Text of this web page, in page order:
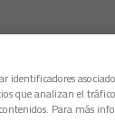
identificadores
que analizan el
Para más